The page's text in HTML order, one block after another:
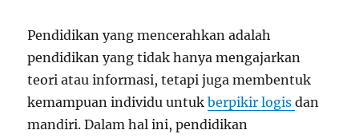
Pendidikan yang mencerahkan adalah
pendidikan yang tidak hanya mengajarkan
teori atau informasi, tetapi juga membentuk
kemampuan individu untukberpikir logisdan
mandiri. Dalam hal ini, pendidikan